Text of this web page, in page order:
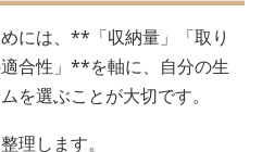
には、**「収納量」「取り
合性」**を軸に、自分の生
を選ぶことが大切です。
理します。